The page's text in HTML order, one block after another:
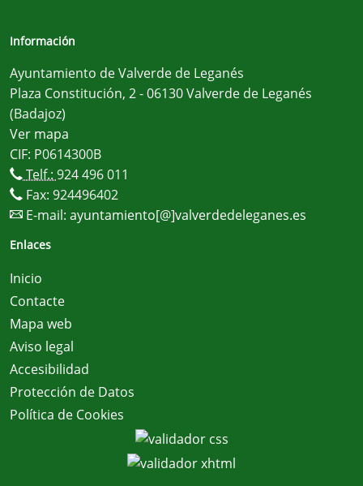
Información
Ayuntamiento de Valverde de Leganés
Plaza Constitución, 2 - 06130 Valverde de Leganés
(Badajoz)
Ver mapa
CIF: P0614300B
Telf.: 924 496 011
Fax: 924496402
E-mail: ayuntamiento[@]valverdedeleganes.es
Enlaces
Inicio
Contacte
Mapa web
Aviso legal
Accesibilidad
Protección de Datos
Política de Cookies